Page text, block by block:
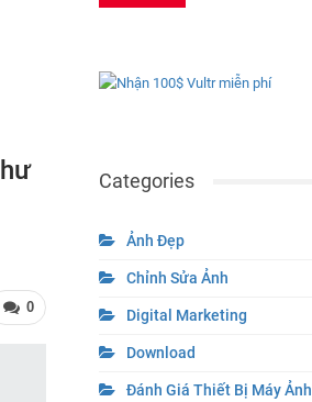
0
Categories
Ảnh Đẹp
Chỉnh Sửa Ảnh
Digital Marketing
Download
Đánh Giá Thiết Bị Máy Ảnh